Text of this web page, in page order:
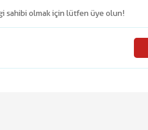
sahibi olmak için lütfen üye olun!